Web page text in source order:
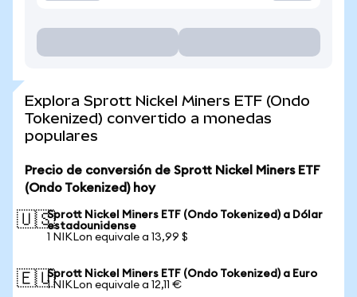
Explora Sprott Nickel Miners ETF (Ondo
Tokenized) convertido a monedas
populares
Precio de conversión de Sprott Nickel Miners ETF
(Ondo Tokenized) hoy
🇺🇸Sprott Nickel Miners ETF (Ondo Tokenized) a Dólar
estadounidense
1 NIKLon equivale a 13,99 $
🇪🇺Sprott Nickel Miners ETF (Ondo Tokenized) a Euro
1 NIKLon equivale a 12,11 €